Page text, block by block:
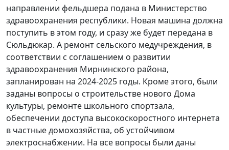
направлении фельдшера подана в Министерство
здравоохранения республики. Новая машина должна
поступить в этом году, и сразу же будет передана в
Сюльдюкар. А ремонт сельского медучреждения, в
соответствии с соглашением о развитии
здравоохранения Мирнинского района,
запланирован на 2024-2025 годы. Кроме этого, были
заданы вопросы о строительстве нового Дома
культуры, ремонте школьного спортзала,
обеспечении доступа высокоскоростного интернета
в частные домохозяйства, об устойчивом
электроснабжении. На все вопросы были даны